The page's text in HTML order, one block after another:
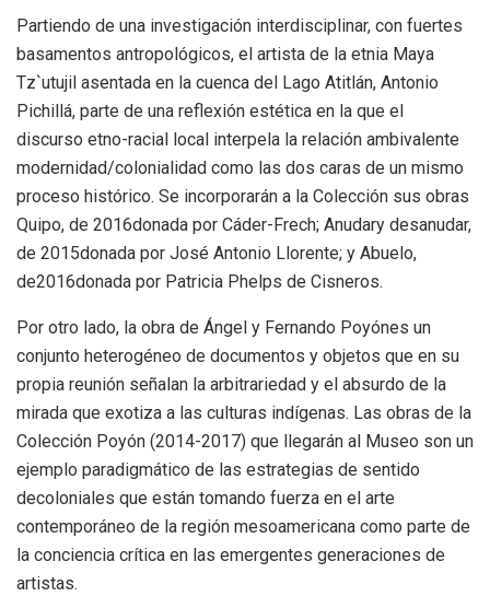
Partiendo de una investigación interdisciplinar, con fuertes
basamentos antropológicos, el artista de la etnia Maya
Tz`utujil asentada en la cuenca del Lago Atitlán, Antonio
Pichillá, parte de una reflexión estética en la que el
discurso etno-racial local interpela la relación ambivalente
modernidad/colonialidad como las dos caras de un mismo
proceso histórico. Se incorporarán a la Colección sus obras
Quipo, de 2016donada por Cáder-Frech; Anudary desanudar,
de 2015donada por José Antonio Llorente; y Abuelo,
de2016donada por Patricia Phelps de Cisneros.
Por otro lado, la obra de Ángel y Fernando Poyónes un
conjunto heterogéneo de documentos y objetos que en su
propia reunión señalan la arbitrariedad y el absurdo de la
mirada que exotiza a las culturas indígenas. Las obras de la
Colección Poyón (2014-2017) que llegarán al Museo son un
ejemplo paradigmático de las estrategias de sentido
decoloniales que están tomando fuerza en el arte
contemporáneo de la región mesoamericana como parte de
la conciencia crítica en las emergentes generaciones de
artistas.